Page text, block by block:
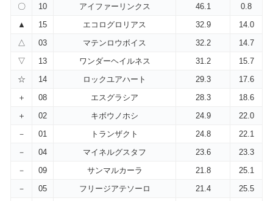
〇
10 アイファーリンクス 46.1
0.8
▲
15 エコログロリアス 32.9
14.0
△
03 マテンロウボイス 32.2
14.7
▽
13 ワンダーヘイルネス 31.2
15.7
☆
14 ロックユアハート 29.3
17.6
＋
08 エスグラシア 28.3
18.6
＋
02 キボウノホシ 24.9
22.0
－
01 トランザクト 24.8
22.1
－
04 マイネルグスタフ 23.6
23.3
－
09 サンマルカーラ 21.8
25.1
－
05 フリージアテソーロ 21.4
25.5